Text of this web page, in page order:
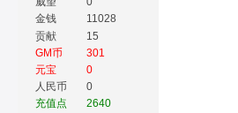
金钱
11028
贡献
15
GM币
301
元宝
0
人民币
0
充值点
2640